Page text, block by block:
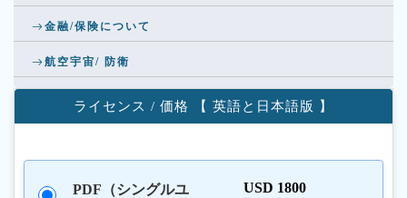
金融/保険について
航空宇宙/ 防衛
ライセンス / 価格 【 英語と日本語版 】
PDF（シングルユ
USD 1800